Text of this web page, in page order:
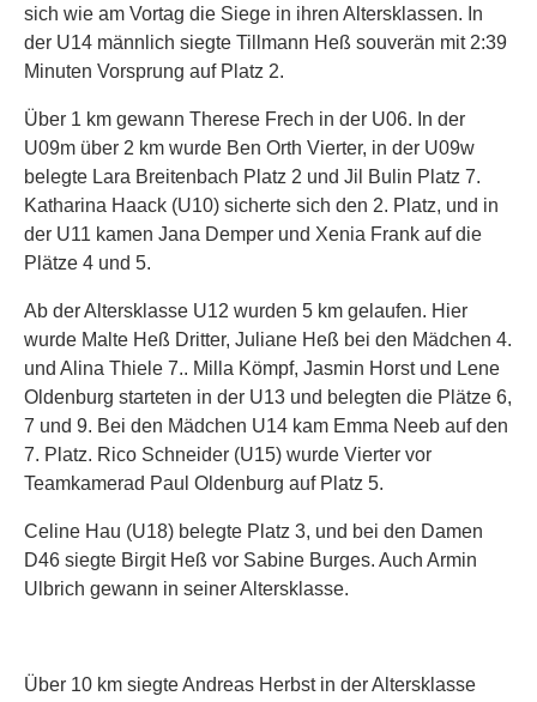
sich wie am Vortag die Siege in ihren Altersklassen. In
der U14 männlich siegte Tillmann Heß souverän mit 2:39
Minuten Vorsprung auf Platz 2.
Über 1 km gewann Therese Frech in der U06. In der
U09m über 2 km wurde Ben Orth Vierter, in der U09w
belegte Lara Breitenbach Platz 2 und Jil Bulin Platz 7.
Katharina Haack (U10) sicherte sich den 2. Platz, und in
der U11 kamen Jana Demper und Xenia Frank auf die
Plätze 4 und 5.
Ab der Altersklasse U12 wurden 5 km gelaufen. Hier
wurde Malte Heß Dritter, Juliane Heß bei den Mädchen 4.
und Alina Thiele 7.. Milla Kömpf, Jasmin Horst und Lene
Oldenburg starteten in der U13 und belegten die Plätze 6,
7 und 9. Bei den Mädchen U14 kam Emma Neeb auf den
7. Platz. Rico Schneider (U15) wurde Vierter vor
Teamkamerad Paul Oldenburg auf Platz 5.
Celine Hau (U18) belegte Platz 3, und bei den Damen
D46 siegte Birgit Heß vor Sabine Burges. Auch Armin
Ulbrich gewann in seiner Altersklasse.
Über 10 km siegte Andreas Herbst in der Altersklasse